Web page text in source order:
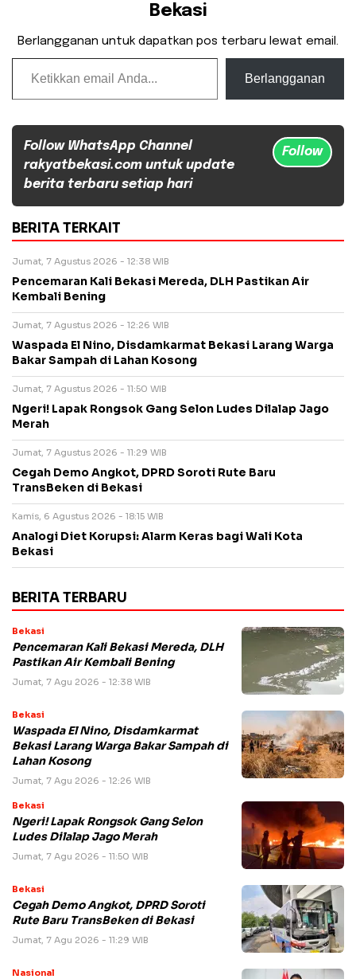
Bekasi
Berlangganan untuk dapatkan pos terbaru lewat email.
Ketikkan email Anda...
Berlangganan
Follow WhatsApp Channel
rakyatbekasi.com untuk update
berita terbaru setiap hari
Follow
BERITA TERKAIT
Jumat, 7 Agustus 2026 - 12:38 WIB
Pencemaran Kali Bekasi Mereda, DLH Pastikan Air
Kembali Bening
Jumat, 7 Agustus 2026 - 12:26 WIB
Waspada El Nino, Disdamkarmat Bekasi Larang Warga
Bakar Sampah di Lahan Kosong
Jumat, 7 Agustus 2026 - 11:50 WIB
Ngeri! Lapak Rongsok Gang Selon Ludes Dilalap Jago
Merah
Jumat, 7 Agustus 2026 - 11:29 WIB
Cegah Demo Angkot, DPRD Soroti Rute Baru
TransBeken di Bekasi
Kamis, 6 Agustus 2026 - 18:15 WIB
Analogi Diet Korupsi: Alarm Keras bagi Wali Kota
Bekasi
BERITA TERBARU
Bekasi
Pencemaran Kali Bekasi Mereda, DLH
Pastikan Air Kembali Bening
Jumat, 7 Agu 2026 - 12:38 WIB
Bekasi
Waspada El Nino, Disdamkarmat
Bekasi Larang Warga Bakar Sampah di
Lahan Kosong
Jumat, 7 Agu 2026 - 12:26 WIB
Bekasi
Ngeri! Lapak Rongsok Gang Selon
Ludes Dilalap Jago Merah
Jumat, 7 Agu 2026 - 11:50 WIB
Bekasi
Cegah Demo Angkot, DPRD Soroti
Rute Baru TransBeken di Bekasi
Jumat, 7 Agu 2026 - 11:29 WIB
Nasional